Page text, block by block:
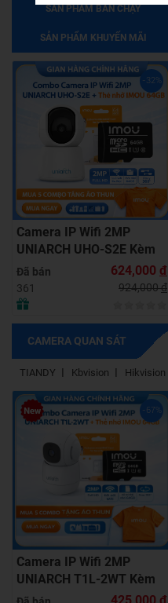
SẢN PHẨM BÁN CHẠY
SẢN PHẨM KHUYẾN MÃI
-32%
Camera IP Wifi 2MP
UNIARCH UHO-S2E Kèm
Thẻ Nhớ IMOU 64GB |
Xem Từ Xa | Dễ Lắp Đặt
Đã bán
361
624,000 đ
924,000đ
CAMERA QUAN SÁT
TIANDY Kbvision Hikvision
-67%
Camera IP Wifi 2MP
UNIARCH T1L-2WT Kèm
Thẻ Nhớ IMOU 64GB |